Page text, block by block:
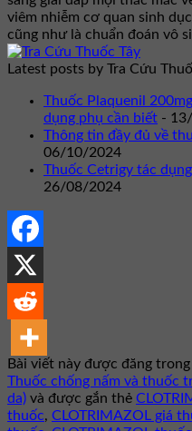
viêm nhiễm cơ quan sinh
cũng như là chuẩn đoán vô
Latest posts by Tra Cứu
Thuốc Plaquenil
dụng phụ cần biết -
Thông tin đầy đủ về
06/10/2024
Thuốc Cetrigy tác
26/08/2024
Bài viết này được đăng trong
Thuốc chống nấm và thuốc
da) và được gắn thẻ
thuốc, CLOTRIMAZOL giá